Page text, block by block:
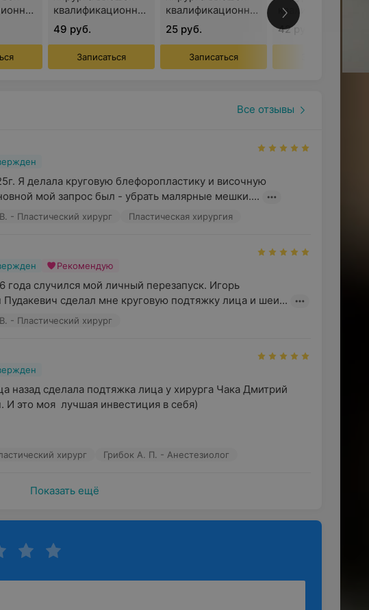
питанию;
запись и гибкий график работы. Центр располагает
или программа сопровождения специалиста по питанию
восстановления.
подарочные сертификаты. Получатель может
консультации специалиста, чтобы выбрать подходящую
рекомендации.
обязательна консультация специалиста:
могут иметь противопоказания и
квалификационной
категории
49 руб.
Записаться
квалификационной
категории
25 руб.
Записаться
квалификационной
категории
42 руб.
Все отзывы
Я делала круговую блефоропластику и височную
мой запрос был - убрать малярные мешки....
- Пластический хирург Пластическая хирургия
Рекомендую
года случился мой личный перезапуск. Игорь
Пудакевич сделал мне круговую подтяжку лица и шеи...
- Пластический хирург
назад сделала подтяжка лица у хирурга Чака Дмитрий
И это моя  лучшая инвестиция в себя)
хирург Грибок А. П. - Анестезиолог
Показать ещё